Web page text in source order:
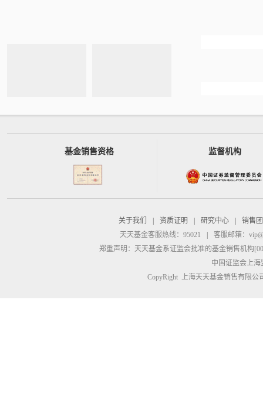
基金销售资格 监督机构
关于我们 资质证明 研究中心
销售
天天基金客服热线：95021
客服邮箱：
郑重声明： 天天基金系证监会批准的基金销售机构
中国证监会上
CopyRight 上海天天基金销售有限